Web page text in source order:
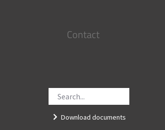
Contact
Download documents